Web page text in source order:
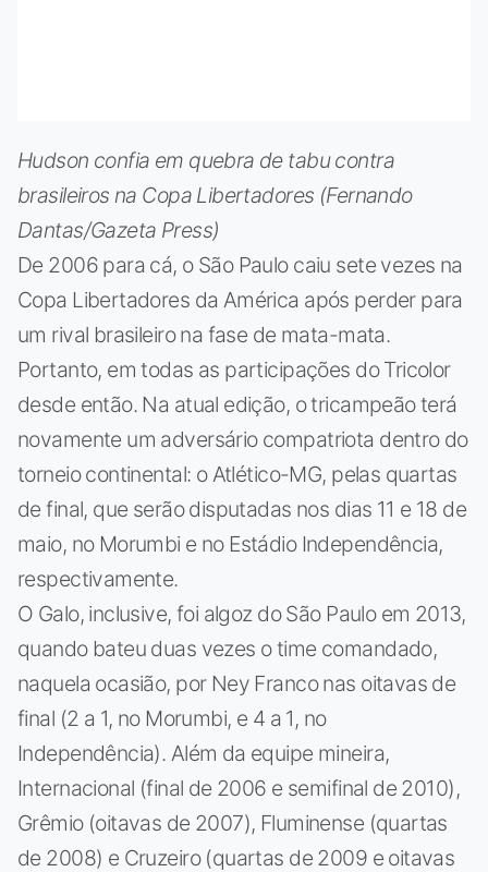
Hudson confia em quebra de tabu contra
brasileiros na Copa Libertadores (Fernando
Dantas/Gazeta Press)
De 2006 para cá, o São Paulo caiu sete vezes na
Copa Libertadores da América após perder para
um rival brasileiro na fase de mata-mata.
Portanto, em todas as participações do Tricolor
desde então. Na atual edição, o tricampeão terá
novamente um adversário compatriota dentro do
torneio continental: o Atlético-MG, pelas quartas
de final, que serão disputadas nos dias 11 e 18 de
maio, no Morumbi e no Estádio Independência,
respectivamente.
O Galo, inclusive, foi algoz do São Paulo em 2013,
quando bateu duas vezes o time comandado,
naquela ocasião, por Ney Franco nas oitavas de
final (2 a 1, no Morumbi, e 4 a 1, no
Independência). Além da equipe mineira,
Internacional (final de 2006 e semifinal de 2010),
Grêmio (oitavas de 2007), Fluminense (quartas
de 2008) e Cruzeiro (quartas de 2009 e oitavas